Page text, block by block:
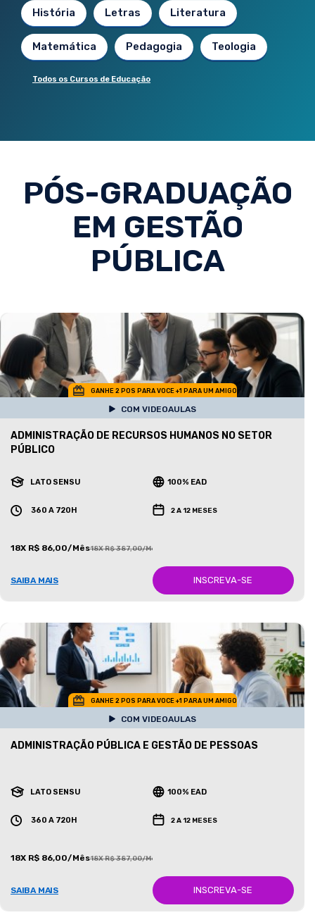
História Letras Literatura
Matemática Pedagogia Teologia
Todos os Cursos de Educação
PÓS-GRADUAÇÃO
EM GESTÃO
PÚBLICA
GANHE 2 POS PARA VOCE +1 PARA UM AMIGO
COM VIDEOAULAS
ADMINISTRAÇÃO DE RECURSOS HUMANOS NO SETOR
PÚBLICO
LATO SENSU 100% EAD
360 A 720H 2 A 12 MESES
18X R$ 86,00/Mês18X R$ 387,00/Mês
SAIBA MAIS INSCREVA-SE
GANHE 2 POS PARA VOCE +1 PARA UM AMIGO
COM VIDEOAULAS
ADMINISTRAÇÃO PÚBLICA E GESTÃO DE PESSOAS
LATO SENSU 100% EAD
360 A 720H 2 A 12 MESES
18X R$ 86,00/Mês18X R$ 387,00/Mês
SAIBA MAIS INSCREVA-SE